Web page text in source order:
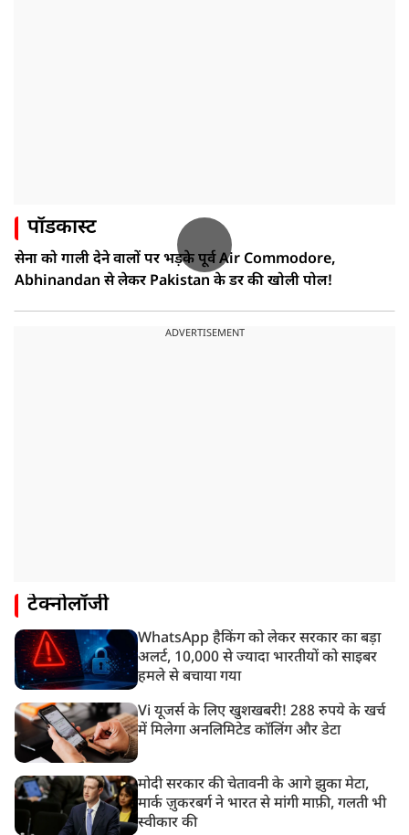
पॉडकास्ट
सेना को गाली देने वालों पर भड़के पूर्व Air Commodore,
Abhinandan से लेकर Pakistan के डर की खोली पोल!
ADVERTISEMENT
टेक्नोलॉजी
WhatsApp हैकिंग को लेकर सरकार का बड़ा
अलर्ट, 10,000 से ज्यादा भारतीयों को साइबर
हमले से बचाया गया
Vi यूजर्स के लिए खुशखबरी! 288 रुपये के खर्च
में मिलेगा अनलिमिटेड कॉलिंग और डेटा
मोदी सरकार की चेतावनी के आगे झुका मेटा,
मार्क ज़ुकरबर्ग ने भारत से मांगी माफ़ी, गलती भी
स्वीकार की